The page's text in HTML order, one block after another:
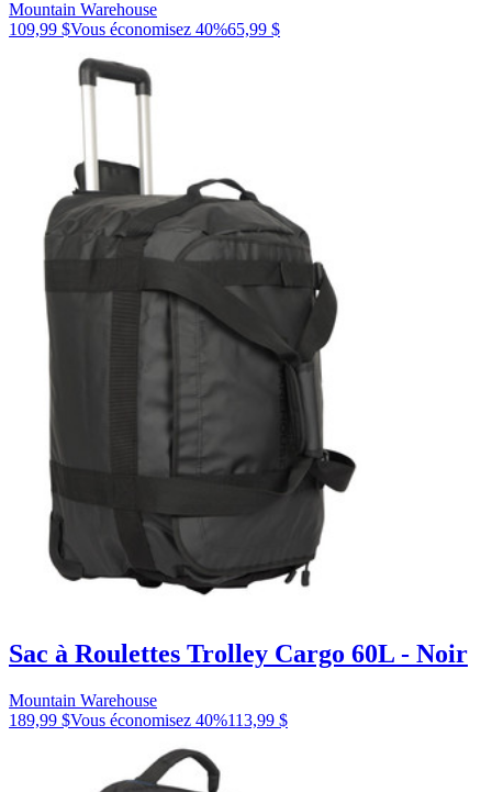
Mountain Warehouse
109,99 $Vous économisez 40%65,99 $
Sac à Roulettes Trolley Cargo 60L - Noir
Mountain Warehouse
189,99 $Vous économisez 40%113,99 $